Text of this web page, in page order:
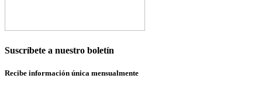
Suscríbete a nuestro boletín
Recibe información única mensualmente